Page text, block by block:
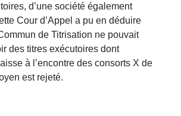
d’une société également
Cour d’Appel a pu en déduire
de Titrisation ne pouvait
des titres exécutoires dont
à l’encontre des consorts X de
est rejeté.